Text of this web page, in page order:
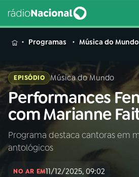
MENU
Buscar
na
Rádio
Nacional
Buscar
AO VIVO
Programas Música do Mundo
EPISÓDIO Música do Mundo
Performances
com Marianne
Programa destaca cantoras em
antológicos
NO AR EM11/12/2025, 09:02